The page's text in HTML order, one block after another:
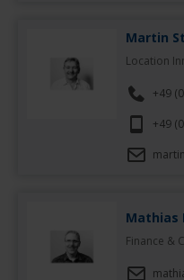
Martin
Location
+49
+49
Mathias
Finance &